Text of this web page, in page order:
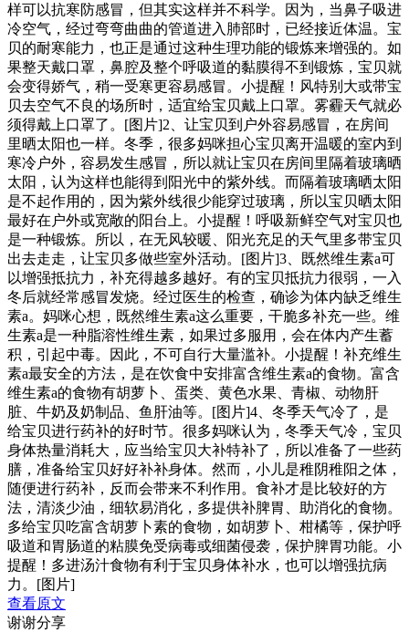
样可以抗寒防感冒，但其实这样并不科学。因为，当鼻子吸进
冷空气，经过弯弯曲曲的管道进入肺部时，已经接近体温。宝
贝的耐寒能力，也正是通过这种生理功能的锻炼来增强的。如
果整天戴口罩，鼻腔及整个呼吸道的黏膜得不到锻炼，宝贝就
会变得娇气，稍一受寒更容易感冒。小提醒！风特别大或带宝
贝去空气不良的场所时，适宜给宝贝戴上口罩。雾霾天气就必
须得戴上口罩了。[图片]2、让宝贝到户外容易感冒，在房间
里晒太阳也一样。冬季，很多妈咪担心宝贝离开温暖的室内到
寒冷户外，容易发生感冒，所以就让宝贝在房间里隔着玻璃晒
太阳，认为这样也能得到阳光中的紫外线。而隔着玻璃晒太阳
是不起作用的，因为紫外线很少能穿过玻璃，所以宝贝晒太阳
最好在户外或宽敞的阳台上。小提醒！呼吸新鲜空气对宝贝也
是一种锻炼。所以，在无风较暖、阳光充足的天气里多带宝贝
出去走走，让宝贝多做些室外活动。[图片]3、既然维生素a可
以增强抵抗力，补充得越多越好。有的宝贝抵抗力很弱，一入
冬后就经常感冒发烧。经过医生的检查，确诊为体内缺乏维生
素a。妈咪心想，既然维生素a这么重要，干脆多补充一些。维
生素a是一种脂溶性维生素，如果过多服用，会在体内产生蓄
积，引起中毒。因此，不可自行大量滥补。小提醒！补充维生
素a最安全的方法，是在饮食中安排富含维生素a的食物。富含
维生素a的食物有胡萝卜、蛋类、黄色水果、青椒、动物肝
脏、牛奶及奶制品、鱼肝油等。[图片]4、冬季天气冷了，是
给宝贝进行药补的好时节。很多妈咪认为，冬季天气冷，宝贝
身体热量消耗大，应当给宝贝大补特补了，所以准备了一些药
膳，准备给宝贝好好补补身体。然而，小儿是稚阴稚阳之体，
随便进行药补，反而会带来不利作用。食补才是比较好的方
法，清淡少油，细软易消化，多提供补脾胃、助消化的食物。
多给宝贝吃富含胡萝卜素的食物，如胡萝卜、柑橘等，保护呼
吸道和胃肠道的粘膜免受病毒或细菌侵袭，保护脾胃功能。小
提醒！多进汤汁食物有利于宝贝身体补水，也可以增强抗病
力。[图片]
查看原文
谢谢分享